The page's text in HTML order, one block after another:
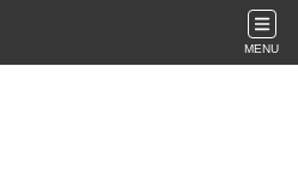
MENU